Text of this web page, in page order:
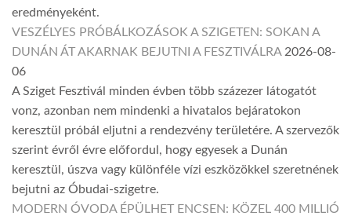
eredményeként.
VESZÉLYES PRÓBÁLKOZÁSOK A SZIGETEN: SOKAN A
DUNÁN ÁT AKARNAK BEJUTNI A FESZTIVÁLRA 2026-08-
06
A Sziget Fesztivál minden évben több százezer látogatót
vonz, azonban nem mindenki a hivatalos bejáratokon
keresztül próbál eljutni a rendezvény területére. A szervezők
szerint évről évre előfordul, hogy egyesek a Dunán
keresztül, úszva vagy különféle vízi eszközökkel szeretnének
bejutni az Óbudai-szigetre.
MODERN ÓVODA ÉPÜLHET ENCSEN: KÖZEL 400 MILLIÓ